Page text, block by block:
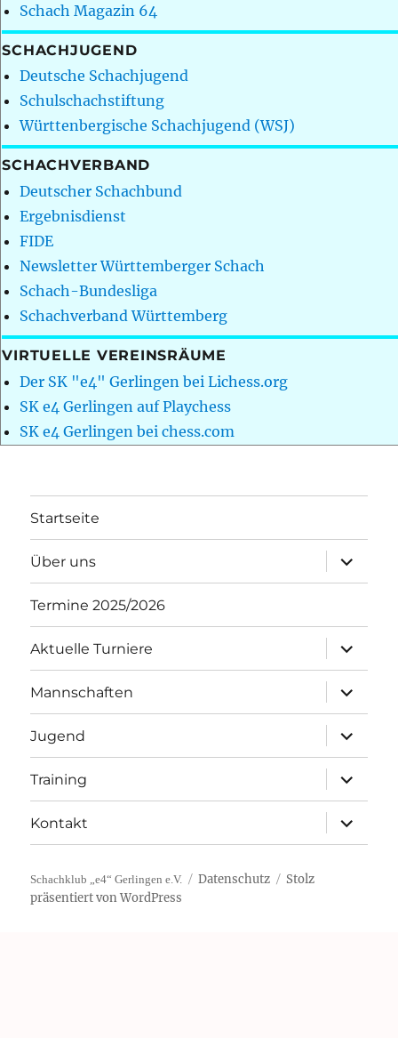
Schach Magazin 64
SCHACHJUGEND
Deutsche Schachjugend
Schulschachstiftung
Württenbergische Schachjugend (WSJ)
SCHACHVERBAND
Deutscher Schachbund
Ergebnisdienst
FIDE
Newsletter Württemberger Schach
Schach-Bundesliga
Schachverband Württemberg
VIRTUELLE VEREINSRÄUME
Der SK "e4" Gerlingen bei Lichess.org
SK e4 Gerlingen auf Playchess
SK e4 Gerlingen bei chess.com
Startseite
Über uns
öffnen
Termine 2025/2026
Aktuelle Turniere
öffnen
Mannschaften
öffnen
Jugend
öffnen
Training
öffnen
Kontakt
öffnen
Schachklub „e4“ Gerlingen e.V. Datenschutz
Stolz
präsentiert von WordPress